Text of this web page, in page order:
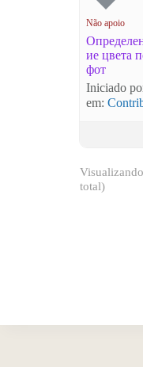
Não apoio
ие цвета
фот
Iniciado
em:
total)